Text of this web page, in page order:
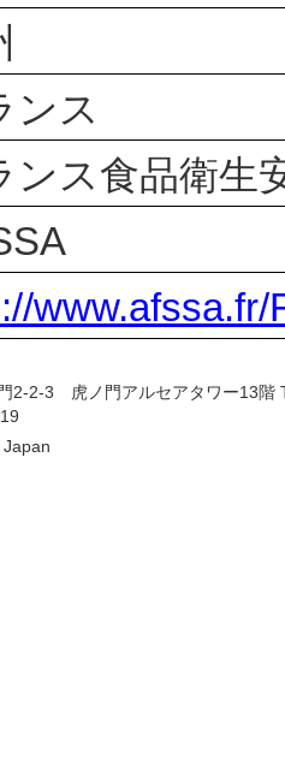
ンス
ンス食品衛生
2-2-3 虎ノ門アルセアタワー13階